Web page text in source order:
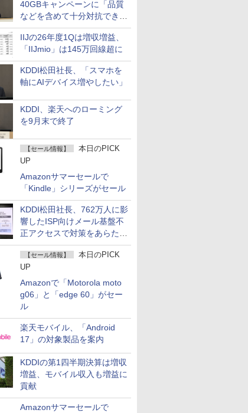
40GBキャンペーンに「品質
などを含めて十分対抗でき
る」
IIJの26年度1Qは増収増益、
「IIJmio」は145万回線超に
KDDI松田社長、「スマホを
軸にAIデバイス増やしたい」
KDDI、楽天へのローミング
を9月末で終了
【セール情報】
本日のPICK
UP
Amazonサマーセールで
「Kindle」シリーズがセール
KDDI松田社長、762万人に影
響したISP向けメール基盤不
正アクセスで対策をあらため
て説明
【セール情報】
本日のPICK
UP
Amazonで「Motorola moto
g06」と「edge 60」がセー
ル
楽天モバイル、「Android
17」の対象製品を案内
KDDIの第1四半期決算は増収
増益、モバイル収入も増益に
貢献
Amazonサマーセールで